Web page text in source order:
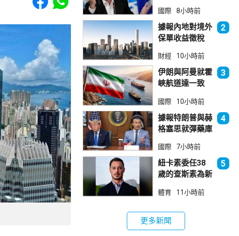
持恩芬天奴
國際 8小時前
據報內地對境外
保單收益徵稅
倫敦股價急跌
2
財經 10小時前
伊朗與阿曼就霍
峽航道達一致
海
3
國際 10小時前
據報特朗普與赫
格塞思就彈藥庫
4
國際 7小時前
紐卡素委任38
歲的查斯素為新
5
體育 11小時前
更多新聞